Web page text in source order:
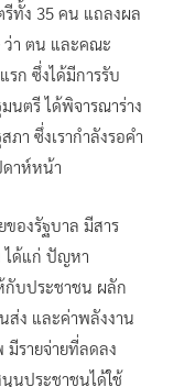
ทั้ง 35 คน แถลงผล
ว่า ตน และคณะ
ก ซึ่งได้มีการรับ
นตรี ได้พิจารณาร่าง
า ซึ่งเรากำลังรอคำ
ดาห์หน้า
องรัฐบาล มีสาร
ได้แก่ ปัญหา
กับประชาชน ผลัก
ส่ง และค่าพลังงาน
รายจ่ายที่ลดลง
นประชาชนได้ใช้